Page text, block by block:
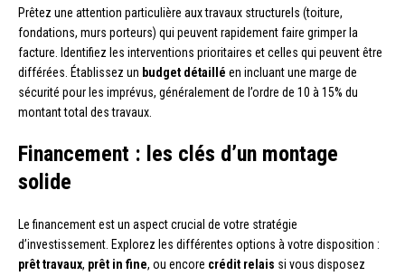
Prêtez une attention particulière aux travaux structurels (toiture,
fondations, murs porteurs) qui peuvent rapidement faire grimper la
facture. Identifiez les interventions prioritaires et celles qui peuvent être
différées. Établissez un budget détaillé en incluant une marge de
sécurité pour les imprévus, généralement de l’ordre de 10 à 15% du
montant total des travaux.
Financement : les clés d’un montage
solide
Le financement est un aspect crucial de votre stratégie
d’investissement. Explorez les différentes options à votre disposition :
prêt travaux, prêt in fine, ou encore crédit relais si vous disposez